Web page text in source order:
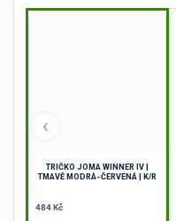
‹
TRIČKO JOMA WINNER IV |
TMAVĚ MODRÁ-ČERVENÁ | K/R
484 Kč